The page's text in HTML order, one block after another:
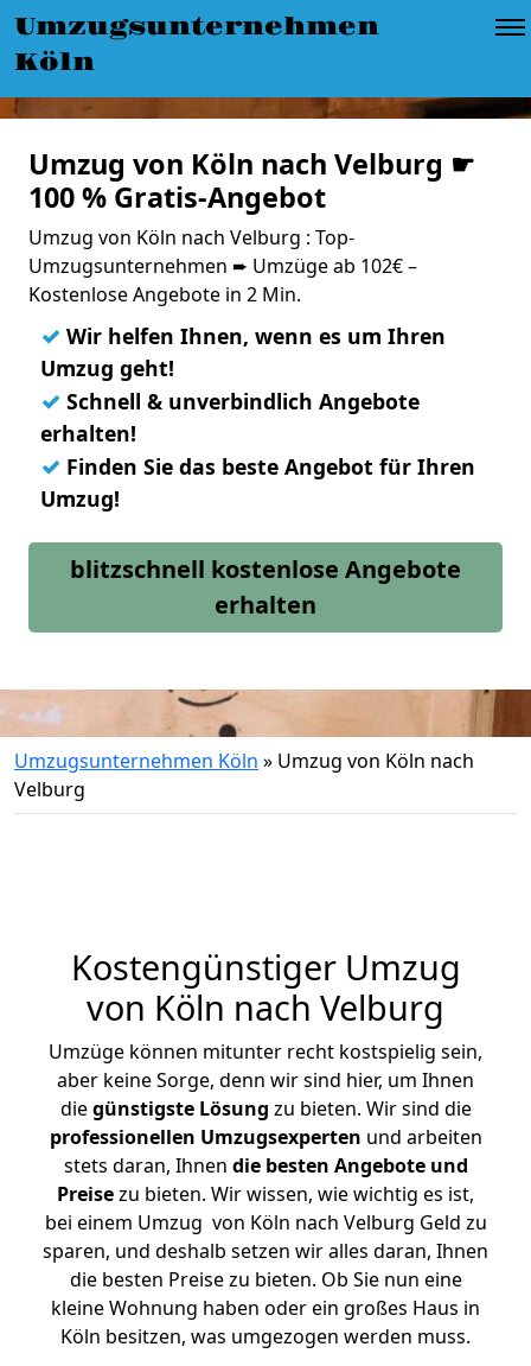
Umzugsunternehmen
Köln
Umzug von Köln nach Velburg ☛
100 % Gratis-Angebot
Umzug von Köln nach Velburg : Top-
Umzugsunternehmen ➨ Umzüge ab 102€ –
Kostenlose Angebote in 2 Min.
✓ Wir helfen Ihnen, wenn es um Ihren
Umzug geht!
✓ Schnell & unverbindlich Angebote
erhalten!
✓ Finden Sie das beste Angebot für Ihren
Umzug!
blitzschnell kostenlose Angebote
erhalten
Umzugsunternehmen Köln » Umzug von Köln nach
Velburg
Kostengünstiger Umzug
von Köln nach Velburg
Umzüge können mitunter recht kostspielig sein,
aber keine Sorge, denn wir sind hier, um Ihnen
diegünstigste Lösung zu bieten. Wir sind die
professionellen Umzugsexperten und arbeiten
stets daran, Ihnen die besten Angebote und
Preisezu bieten. Wir wissen, wie wichtig es ist,
bei einem Umzug von Köln nach Velburg Geld zu
sparen, und deshalb setzen wir alles daran, Ihnen
die besten Preise zu bieten. Ob Sie nun eine
kleine Wohnung haben oder ein großes Haus in
Köln besitzen, was umgezogen werden muss.